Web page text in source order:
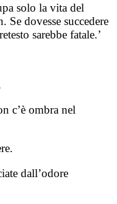
solo la vita del
dovesse succedere
sarebbe fatale.’
c’è ombra nel
dall’odore